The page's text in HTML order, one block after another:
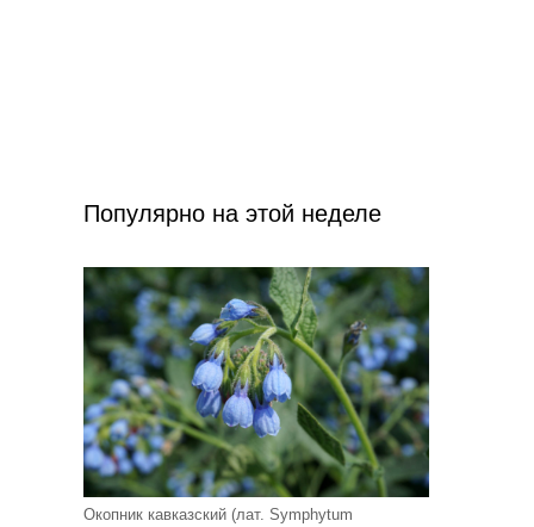
Популярно на этой неделе
Окопник кавказский (лат. Symphytum